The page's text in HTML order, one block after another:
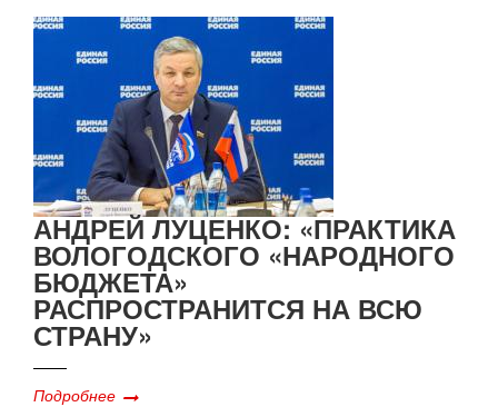
АНДРЕЙ ЛУЦЕНКО: «ПРАКТИКА
ВОЛОГОДСКОГО «НАРОДНОГО
БЮДЖЕТА»
РАСПРОСТРАНИТСЯ НА ВСЮ
СТРАНУ»
Подробнее